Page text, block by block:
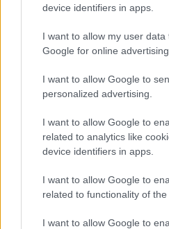
device identifiers in apps.
I want to allow my user data
Google for online
I want to allow Google to
personalized advertising.
I want to allow Google to
related to analytics like
device identifiers in apps.
I want to allow Google to
related to functionality of the
I want to allow Google to